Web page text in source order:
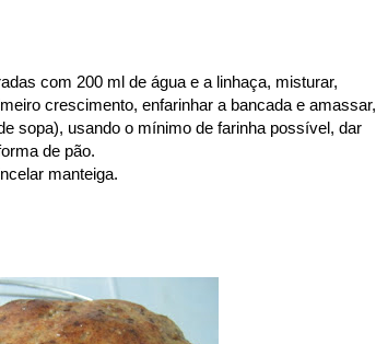
com 200 ml de água e a linhaça, misturar,
crescimento, enfarinhar a bancada e amassar,
sopa), usando o mínimo de farinha possível, dar
de pão.
manteiga.